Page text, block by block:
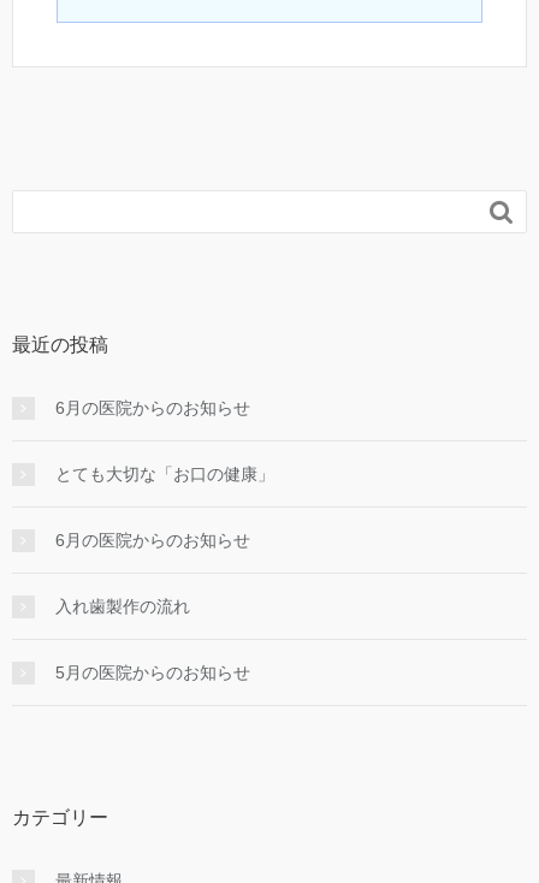

最近の投稿
6月の医院からのお知らせ
とても大切な「お口の健康」
6月の医院からのお知らせ
入れ⻭製作の流れ
5月の医院からのお知らせ
カテゴリー